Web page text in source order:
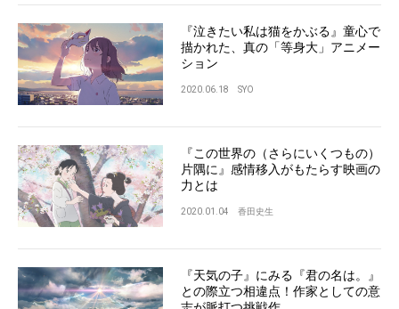
『泣きたい私は猫をかぶる』童心で
描かれた、真の「等身大」アニメー
ション
2020.06.18 SYO
『この世界の（さらにいくつもの）
片隅に』感情移入がもたらす映画の
力とは
2020.01.04 香田史生
『天気の子』にみる『君の名は。』
との際立つ相違点！作家としての意